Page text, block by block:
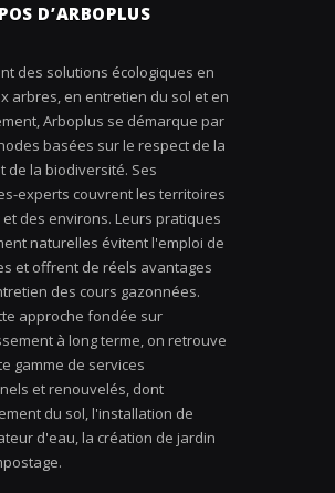
D’ARBOPLUS
des solutions écologiques en
arbres, en entretien du sol et en
Arboplus se démarque par
basées sur le respect de la
de la biodiversité. Ses
experts couvrent les territoires
et des environs. Leurs pratiques
naturelles évitent l'emploi de
et offrent de réels avantages
des cours gazonnées.
approche fondée sur
à long terme, on retrouve
gamme de services
et renouvelés, dont
du sol, l'installation de
d'eau, la création de jardin